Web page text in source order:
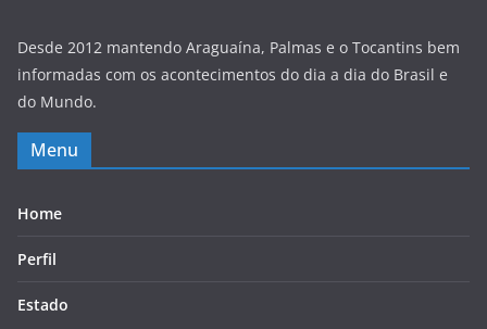
Desde 2012 mantendo Araguaína, Palmas e o Tocantins bem
informadas com os acontecimentos do dia a dia do Brasil e
do Mundo.
Menu
Home
Perfil
Estado